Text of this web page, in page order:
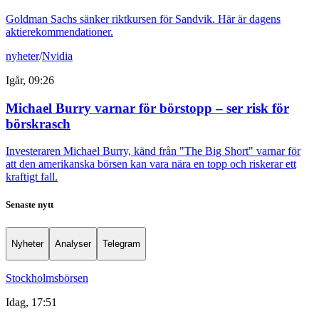
Goldman Sachs sänker riktkursen för Sandvik. Här är dagens
aktierekommendationer.
nyheter/Nvidia
Igår, 09:26
Michael Burry varnar för börstopp – ser risk för
börskrasch
Investeraren Michael Burry, känd från "The Big Short" varnar för
att den amerikanska börsen kan vara nära en topp och riskerar ett
kraftigt fall.
Senaste nytt
Nyheter Analyser Telegram
Stockholmsbörsen
Idag, 17:51